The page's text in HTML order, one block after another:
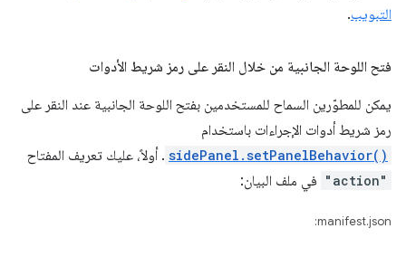
التبويب.
فتح اللوحة الجانبية من خلال النقر على رمز شريط الأدوات
يمكن للمطوّرين السماح للمستخدمين بفتح اللوحة الجانبية عند النقر على
رمز شريط أدوات الإجراءات باستخدام
sidePanel.setPanelBehavior() . أولاً، عليك تعريف المفتاح
"action" في ملف البيان:
manifest.json: